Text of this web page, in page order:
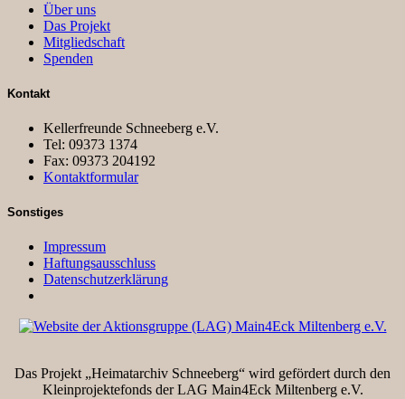
Über uns
Das Projekt
Mitgliedschaft
Spenden
Kontakt
Kellerfreunde Schneeberg e.V.
Tel: 09373 1374
Fax: 09373 204192
Kontaktformular
Sonstiges
Impressum
Haftungsausschluss
Datenschutzerklärung
Das Projekt „Heimatarchiv Schneeberg“ wird gefördert durch den
Kleinprojektefonds der LAG Main4Eck Miltenberg e.V.